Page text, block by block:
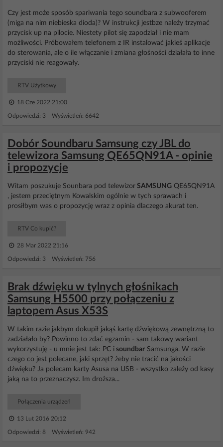
Czy jest może sposób spariwania tego soundbara z subwooferem
(miga na nim niebieska dioda)? W instrukcji jestbze należy trzymać
przycisk up na pilocie. Niestety pilot się zapodział i nie mam
możliwości. Próbowałem telefonem z IR instalować jakieś aplikacje
do sterowania, ale o ile włączanie i zmiana głośności działała to inne
przyciski nie reagowały.
RTV Użytkowy
18 Cze 2022 21:00
Odpowiedzi: 3 Wyświetleń: 6642
Dobór Soundbaru Samsung czy JBL do
telewizora Samsung QE65QN91A - opinie
i propozycje
Witam poszukuje Sounbara pod telewizor SAMSUNG QE65QN91A
, jestem przeciętnym Kowalskim ogólnie w tych sprawach i
prosiłbym was o propozycję wraz z opinia dlaczego akurat ten.
RTV Co kupić?
28 Mar 2022 21:16
Odpowiedzi: 3 Wyświetleń: 756
Brak dźwięku w tylnych głośnikach
Samsung H5500 przy połączeniu z
laptopem Asus X53S
W takim razie jakbym dokupił jakąś kartę dźwiękową zewnętrzną to
zadziałało by? Powinno to zdać egzamin - sam takowy wariant
wykorzystuję - u mnie jest tak: PC i soundbar Samsunga. W razie
czego co jest polecane, jaki sprzęt? żeby nie tracić na jakości
dźwięku? Ja polecam karty Asusa na USB - wszystko zależy od kasy
jaką na to przeznaczysz. Im droższa...
Połączenia urządzeń
13 Lut 2016 20:12
Odpowiedzi: 8 Wyświetleń: 942